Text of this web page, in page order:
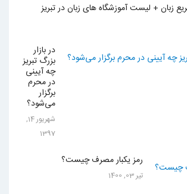
زبان + لیست آموزشگاه های زبان در تبریز
در بازار
بزرگ تبریز
چه آیینی
در محرم
برگزار
می‌شود؟
شهریور 14,
1397
رمز یکبار مصرف چیست؟
تیر 03, 1400